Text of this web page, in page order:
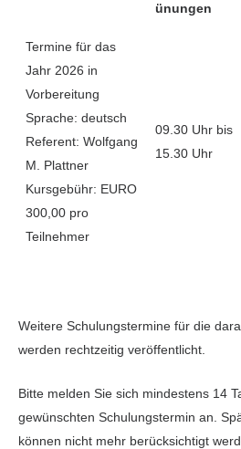
ünungen
Termine für das
Jahr 2026 in
Vorbereitung
Sprache: deutsch
Referent: Wolfgang
M. Plattner
Kursgebühr: EURO
300,00 pro
Teilnehmer
09.30 Uhr bis
15.30 Uhr
Weitere Schulungstermine für die
werden rechtzeitig veröffentlicht.
Bitte melden Sie sich mindestens 14
gewünschten Schulungstermin an.
können nicht mehr berücksichtigt